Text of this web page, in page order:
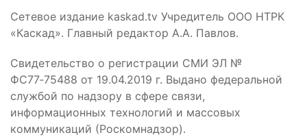
Сетевое издание kaskad.tv Учредитель ООО НТРК
«Каскад». Главный редактор А.А. Павлов.
Свидетельство о регистрации СМИ ЭЛ №
ФС77‑75488 от 19.04.2019 г. Выдано федеральной
службой по надзору в сфере связи,
информационных технологий и массовых
коммуникаций (Роскомнадзор).